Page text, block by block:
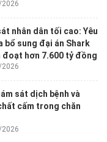
nhân dân tối cao: Yêu
bổ sung đại án Shark
đoạt hơn 7.600 tỷ đồng
sát dịch bệnh và
cấm trong chăn